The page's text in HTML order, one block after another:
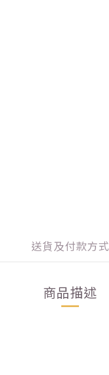
送貨及付款方式
商品描述